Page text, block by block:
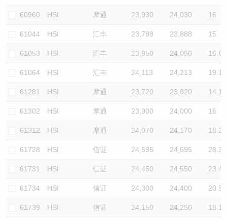
60960 HSI 摩通 23,930 24,030 16
61044 HSI 汇丰 23,788 23,888 15
61053 HSI 汇丰 23,950 24,050 16.6
61064 HSI 汇丰 24,113 24,213 19.1
61281 HSI 摩通 23,720 23,820 14.1
61302 HSI 摩通 23,900 24,000 16
61312 HSI 摩通 24,070 24,170 18.2
61728 HSI 信证 24,595 24,695 28.3
61731 HSI 信证 24,450 24,550 23.4
61734 HSI 信证 24,300 24,400 20.5
61739 HSI 信证 24,150 24,250 18.1
牛熊证文件及公告 (瑞信)
收市竞价变化